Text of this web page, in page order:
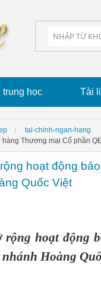
học Tài
tai-chinh-ngan-hang
Thương mại Cổ phần
hoạt động
Quốc Việt
rộng hoạt động
Hoàng